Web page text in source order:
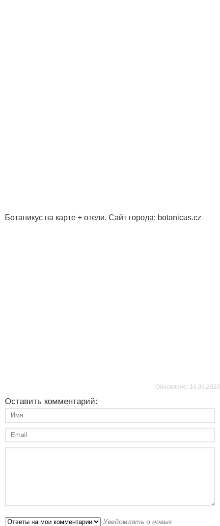
Ботаникус на карте + отели. Сайт города: botanicus.cz
Обновлено: 16.06.2020
Оставить комментарий:
Уведомлять о новых